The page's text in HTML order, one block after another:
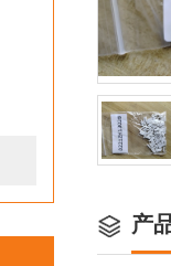
产